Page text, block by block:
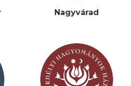
Nagyvárad